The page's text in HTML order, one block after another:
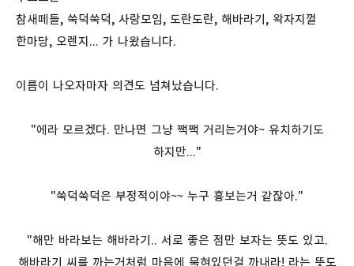
참새떼들, 쑥덕쑥덕, 사랑모임, 도란도란, 해바라기, 왁자지껄
한마당, 오렌지... 가 나왔습니다.
이름이 나오자마자 의견도 넘쳐났습니다.
"에라 모르겠다. 만나면 그냥 짹짹 거리는거야~ 유치하기도
하지만..."
"쑥덕쑥덕은 부정적이야~~ 누구 흉보는거 같잖아."
"해만 바라보는 해바라기.. 서로 좋은 점만 보자는 뜻도 있고.
해바라기 씨를 까는거처럼 마음에 묵혀있던걸 까내라! 라는 뜻도